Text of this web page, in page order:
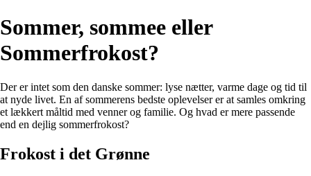
Sommer, sommee eller
Sommerfrokost?
Der er intet som den danske sommer: lyse nætter, varme dage og tid til
at nyde livet. En af sommerens bedste oplevelser er at samles omkring
et lækkert måltid med venner og familie. Og hvad er mere passende
end en dejlig sommerfrokost?
Frokost i det Grønne